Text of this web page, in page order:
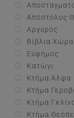
Απόστολος
Αργυρός
Βίβλια Χώρα
Εύφημος
Κατώγι
Κτήμα Άλφα
Κτήμα
Κτήμα
Κτήμα